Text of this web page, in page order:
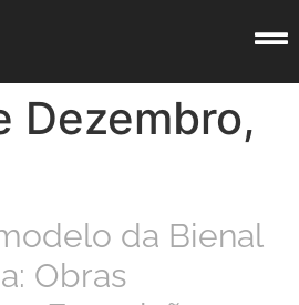
Dezembro,
da Bienal
Obras